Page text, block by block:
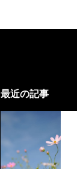
最近の記事